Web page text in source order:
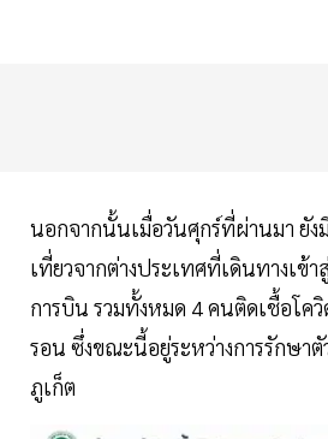
นอกจากนั้นเมื่อวันศุกร์ที่ผ่านมา ยัง
เที่ยวจากต่างประเทศที่เดินทางเข้
การบิน รวมทั้งหมด 4 คนติดเชื้อโค
รอน ซึ่งขณะนี้อยู่ระหว่างการรักษาตั
ภูเก็ต